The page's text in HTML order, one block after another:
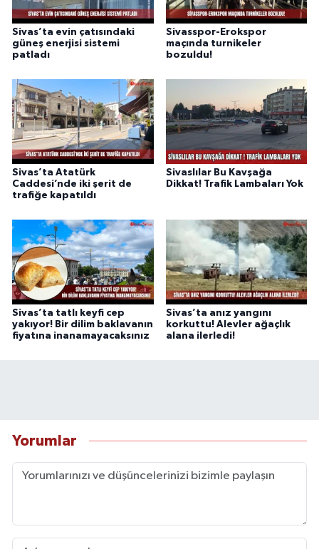
Sivas’ta evin çatısındaki
güneş enerjisi sistemi
patladı
Sivasspor-Erokspor
maçında turnikeler
bozuldu!
Sivas’ta Atatürk
Caddesi’nde iki şerit de
trafiğe kapatıldı
Sivaslılar Bu Kavşağa
Dikkat! Trafik Lambaları Yok
Sivas’ta tatlı keyfi cep
yakıyor! Bir dilim baklavanın
fiyatına inanamayacaksınız
Sivas’ta anız yangını
korkuttu! Alevler ağaçlık
alana ilerledi!
Yorumlar